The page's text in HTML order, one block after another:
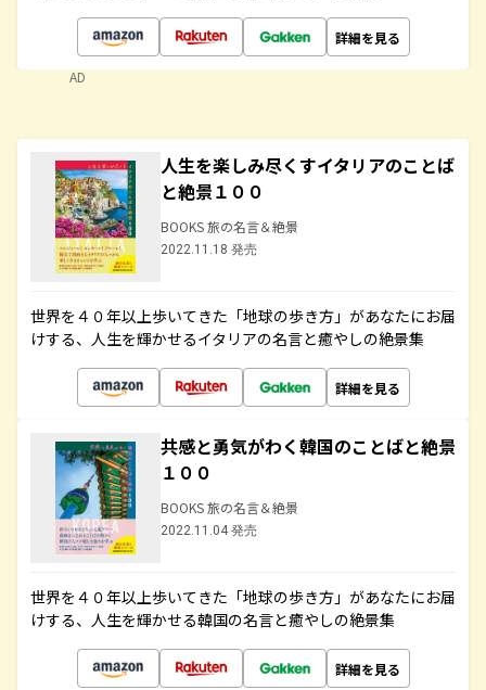
詳細を見る
AD
人生を楽しみ尽くすイタリアのことば
と絶景１００
BOOKS 旅の名言＆絶景
2022.11.18 発売
世界を４０年以上歩いてきた「地球の歩き方」があなたにお届
けする、人生を輝かせるイタリアの名言と癒やしの絶景集
詳細を見る
共感と勇気がわく韓国のことばと絶景
１００
BOOKS 旅の名言＆絶景
2022.11.04 発売
世界を４０年以上歩いてきた「地球の歩き方」があなたにお届
けする、人生を輝かせる韓国の名言と癒やしの絶景集
詳細を見る